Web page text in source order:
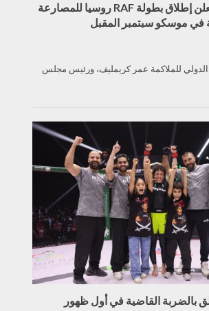
عمر كريمليف يعلن إطلاق بطولة RAF روسيا للمصارعة
في موسكو سبتمبر المقبل
الدولي للملاكمة عمر كريمليف، ورئيس مجلس
بالضربة القاضية في أول ظهور